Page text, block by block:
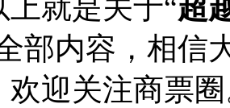
就是关于“超
部内容，相信
欢迎关注商票